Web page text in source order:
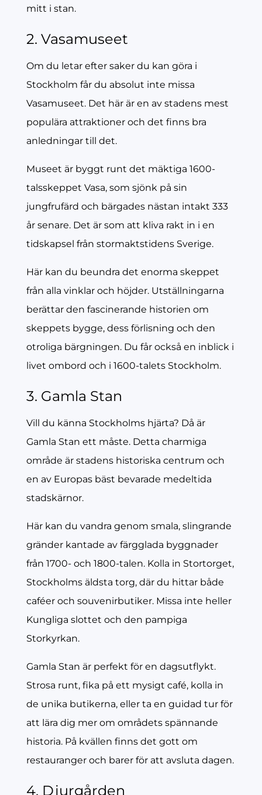
mitt i stan.
2. Vasamuseet
Om du letar efter saker du kan göra i
Stockholm får du absolut inte missa
Vasamuseet. Det här är en av stadens mest
populära attraktioner och det finns bra
anledningar till det.
Museet är byggt runt det mäktiga 1600-
talsskeppet Vasa, som sjönk på sin
jungfrufärd och bärgades nästan intakt 333
år senare. Det är som att kliva rakt in i en
tidskapsel från stormaktstidens Sverige.
Här kan du beundra det enorma skeppet
från alla vinklar och höjder. Utställningarna
berättar den fascinerande historien om
skeppets bygge, dess förlisning och den
otroliga bärgningen. Du får också en inblick i
livet ombord och i 1600-talets Stockholm.
3. Gamla Stan
Vill du känna Stockholms hjärta? Då är
Gamla Stan ett måste. Detta charmiga
område är stadens historiska centrum och
en av Europas bäst bevarade medeltida
stadskärnor.
Här kan du vandra genom smala, slingrande
gränder kantade av färgglada byggnader
från 1700- och 1800-talen. Kolla in Stortorget,
Stockholms äldsta torg, där du hittar både
caféer och souvenirbutiker. Missa inte heller
Kungliga slottet och den pampiga
Storkyrkan.
Gamla Stan är perfekt för en dagsutflykt.
Strosa runt, fika på ett mysigt café, kolla in
de unika butikerna, eller ta en guidad tur för
att lära dig mer om områdets spännande
historia. På kvällen finns det gott om
restauranger och barer för att avsluta dagen.
4. Djurgården